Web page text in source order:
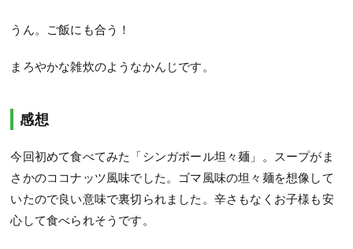
うん。ご飯にも合う！
まろやかな雑炊のようなかんじです。
感想
今回初めて食べてみた「シンガポール坦々麺」。スープがま
さかのココナッツ風味でした。ゴマ風味の坦々麺を想像して
いたので良い意味で裏切られました。辛さもなくお子様も安
心して食べられそうです。